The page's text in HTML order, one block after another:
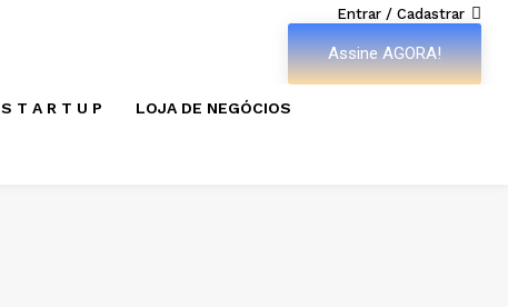
Entrar / Cadastrar
Assine AGORA!
S T A R T U P LOJA DE NEGÓCIOS